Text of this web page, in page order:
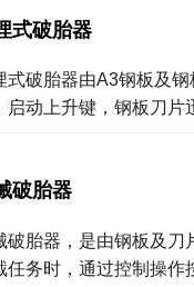
式破胎器
式破胎器由A3钢板及
启动上升键，钢板刀
破胎器
破胎器，是由钢板及刀
任务时，通过控制操